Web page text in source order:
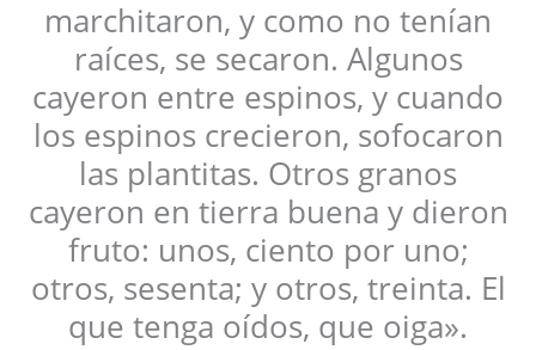
marchitaron, y como no tenían
raíces, se secaron. Algunos
cayeron entre espinos, y cuando
los espinos crecieron, sofocaron
las plantitas. Otros granos
cayeron en tierra buena y dieron
fruto: unos, ciento por uno;
otros, sesenta; y otros, treinta. El
que tenga oídos, que oiga».